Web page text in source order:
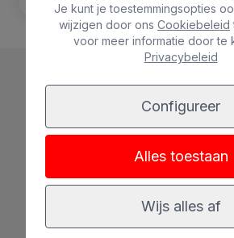
Je kunt je toestemmingsopties
wijzigen door ons Cookiebeleid
voor meer informatie door te
Privacybeleid
Configureer
Alles toestaan
Wijs alles af